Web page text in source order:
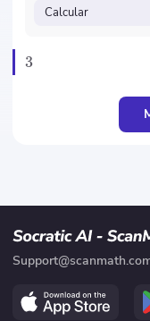
Calcular
3